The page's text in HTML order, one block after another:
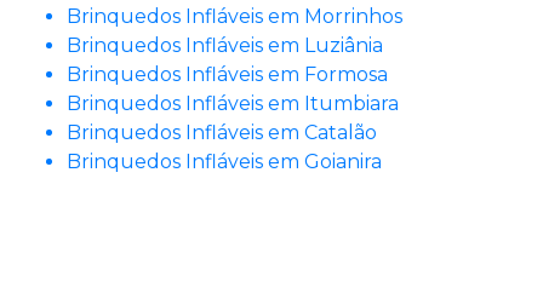
Brinquedos Infláveis em Morrinhos
Brinquedos Infláveis em Luziânia
Brinquedos Infláveis em Formosa
Brinquedos Infláveis em Itumbiara
Brinquedos Infláveis em Catalão
Brinquedos Infláveis em Goianira